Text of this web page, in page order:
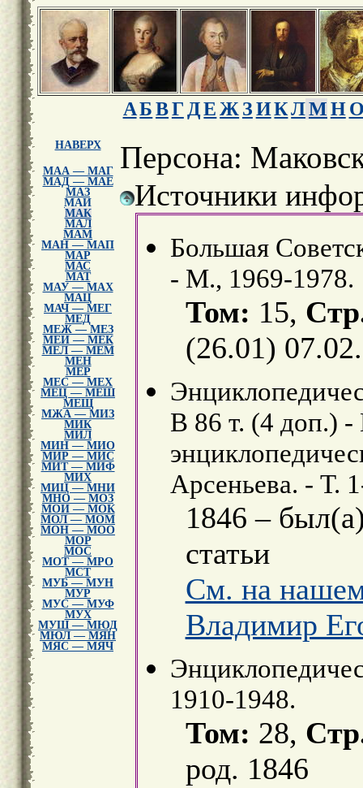
АБВГ ДЕ Ж ЗИКЛМН
НАВЕРХ
МАА — МАГ
МАД — МАЕ
МАЗ
МАИ
МАК
МАЛ
МАМ
МАН — МАП
МАР
МАС
МАТ
МАУ — МАХ
МАЦ
МАЧ — МЕГ
МЕД
МЕЖ — МЕЗ
МЕИ — МЕК
МЕЛ — МЕМ
МЕН
МЕР
МЕС — МЕХ
МЕЦ — МЕШ
МЕЩ
МЖА — МИЗ
МИК
МИЛ
МИН — МИО
МИР — МИС
МИТ — МИФ
МИХ
МИЦ — МНИ
МНО — МОЗ
МОИ — МОК
МОЛ — МОМ
МОН — МОО
МОР
МОС
МОТ — МРО
МСТ
МУБ — МУН
МУР
МУС — МУФ
МУХ
МУШ — МЮД
МЮЛ — МЯН
МЯС — МЯЧ
Персона:
Источники
Большая
- М., 1969-1978.
Том: 15,
(26.01)
В 86 т. (4 доп.)
Арсеньева. - Т.
1846 –
статьи
См. на
Владимир
1910-1948.
Том: 28,
род. 1846